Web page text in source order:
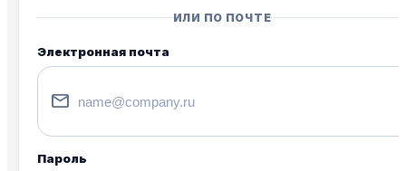
ИЛИ ПО ПОЧТЕ
Электронная почта
mail
Пароль